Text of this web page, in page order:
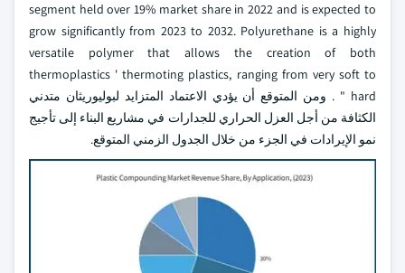
segment held over 19% market share in 2022 and is expected to
grow significantly from 2023 to 2032. Polyurethane is a highly
versatile polymer that allows the creation of both
thermoplastics ' thermoting plastics, ranging from very soft to
hard " . ومن المتوقع أن يؤدي الاعتماد المتزايد لبوليوريثان متدني
الكثافة من أجل العزل الحراري للجدارات في مشاريع البناء إلى تأجيج
نمو الإيرادات في الجزء من خلال الجدول الزمني المتوقع.